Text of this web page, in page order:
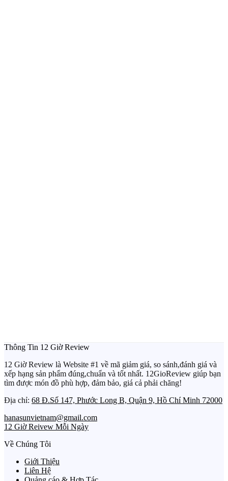
Thông Tin 12 Giờ Review
12 Giờ Review là Website #1 về mã giảm giá, so sánh,đánh giá và
xếp hạng sản phẩm đúng,chuẩn và tốt nhất. 12GioReview giúp bạn
tìm được món đồ phù hợp, đảm bảo, giá cả phải chăng!
Địa chỉ: 68 Đ.Số 147, Phước Long B, Quận 9, Hồ Chí Minh 72000
hanasunvietnam@gmail.com
12 Giờ Reivew Mỗi Ngày
Về Chúng Tôi
Giới Thiệu
Liên Hệ